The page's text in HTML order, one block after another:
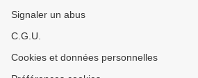
Signaler un abus
C.G.U.
Cookies et données personnelles